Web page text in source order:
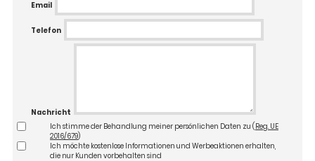
Email
Telefon
Nachricht
Ich stimme der Behandlung meiner persönlichen Daten zu ( Reg. UE
2016/679)
Ich möchte kostenlose Informationen und Werbeaktionen erhalten,
die nur Kunden vorbehalten sind